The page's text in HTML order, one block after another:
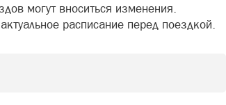
могут вноситься изменения.
расписание перед поездкой.